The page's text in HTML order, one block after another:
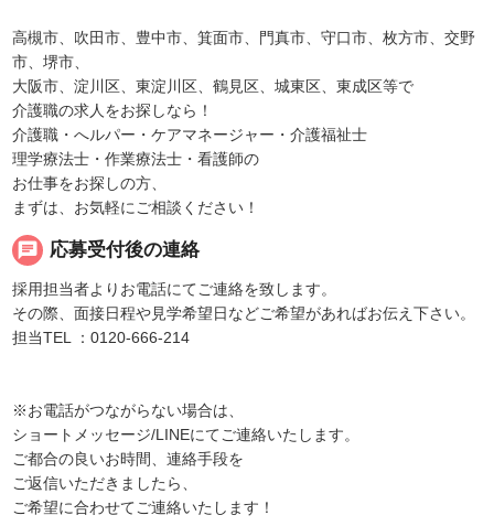
高槻市、吹田市、豊中市、箕面市、門真市、守口市、枚方市、交野
市、堺市、
大阪市、淀川区、東淀川区、鶴見区、城東区、東成区等で
介護職の求人をお探しなら！
介護職・へルパー・ケアマネージャー・介護福祉士
理学療法士・作業療法士・看護師の
お仕事をお探しの方、
まずは、お気軽にご相談ください！
chat 応募受付後の連絡
採用担当者よりお電話にてご連絡を致します。
その際、面接日程や見学希望日などご希望があればお伝え下さい。
担当TEL ：0120-666-214
※お電話がつながらない場合は、
ショートメッセージ/LINEにてご連絡いたします。
ご都合の良いお時間、連絡手段を
ご返信いただきましたら、
ご希望に合わせてご連絡いたします！